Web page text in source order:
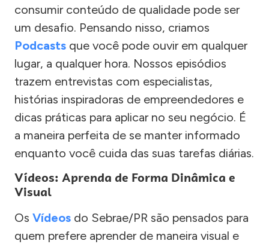
consumir conteúdo de qualidade pode ser
um desafio. Pensando nisso, criamos
Podcasts que você pode ouvir em qualquer
lugar, a qualquer hora. Nossos episódios
trazem entrevistas com especialistas,
histórias inspiradoras de empreendedores e
dicas práticas para aplicar no seu negócio. É
a maneira perfeita de se manter informado
enquanto você cuida das suas tarefas diárias.
Vídeos: Aprenda de Forma Dinâmica e
Visual
Os Vídeos do Sebrae/PR são pensados para
quem prefere aprender de maneira visual e